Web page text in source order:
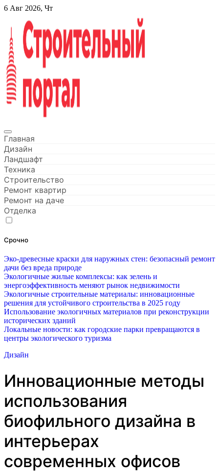
Перейти
содержанию
6 Авг 2026, Чт
Строительный портал
Главная
Дизайн
Ландшафт
Техника
Строительство
Ремонт квартир
Ремонт на даче
Отделка
Срочно
Эко-древесные краски для наружных стен: безопасный ремонт
дачи без вреда природе
Экологичные жилые комплексы: как зелень и
энергоэффективность меняют рынок недвижимости
Экологичные строительные материалы: инновационные
решения для устойчивого строительства в 2025 году
Использование экологичных материалов при реконструкции
исторических зданий
Локальные новости: как городские парки превращаются в
центры экологического туризма
Дизайн
Инновационные методы
использования
биофильного дизайна в
интерьерах
современных офисов